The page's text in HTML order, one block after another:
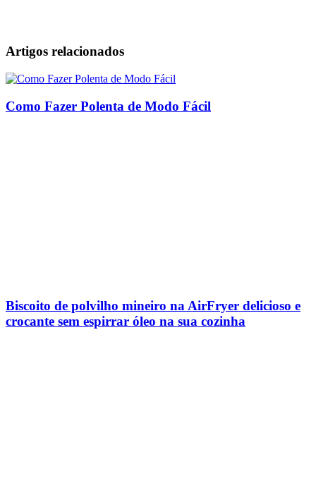
Artigos relacionados
Como Fazer Polenta de Modo Fácil
Biscoito de polvilho mineiro na AirFryer delicioso e
crocante sem espirrar óleo na sua cozinha